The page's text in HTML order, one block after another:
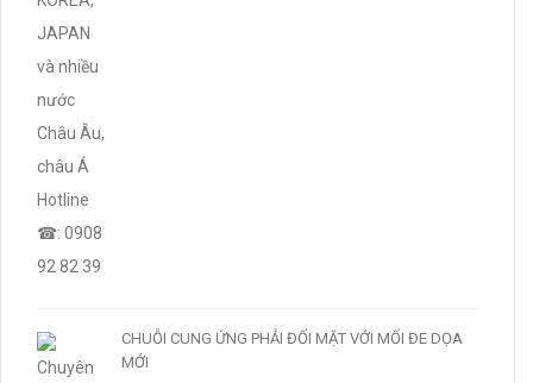
CHUỖI CUNG ỨNG PHẢI ĐỐI MẶT VỚI MỐI ĐE DỌA
MỚI